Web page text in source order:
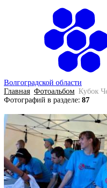
Волгоградской области
Главная Фотоальбом Кубок
Фотографий в разделе: 87